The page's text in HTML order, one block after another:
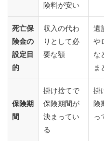
険料が安い
死亡保
険金の
設定目
的
収入の代わ
りとして必
要な額
遺
や
な
ま
保険期
間
掛け捨てで
保険期間が
決まってい
る
掛
険
っ